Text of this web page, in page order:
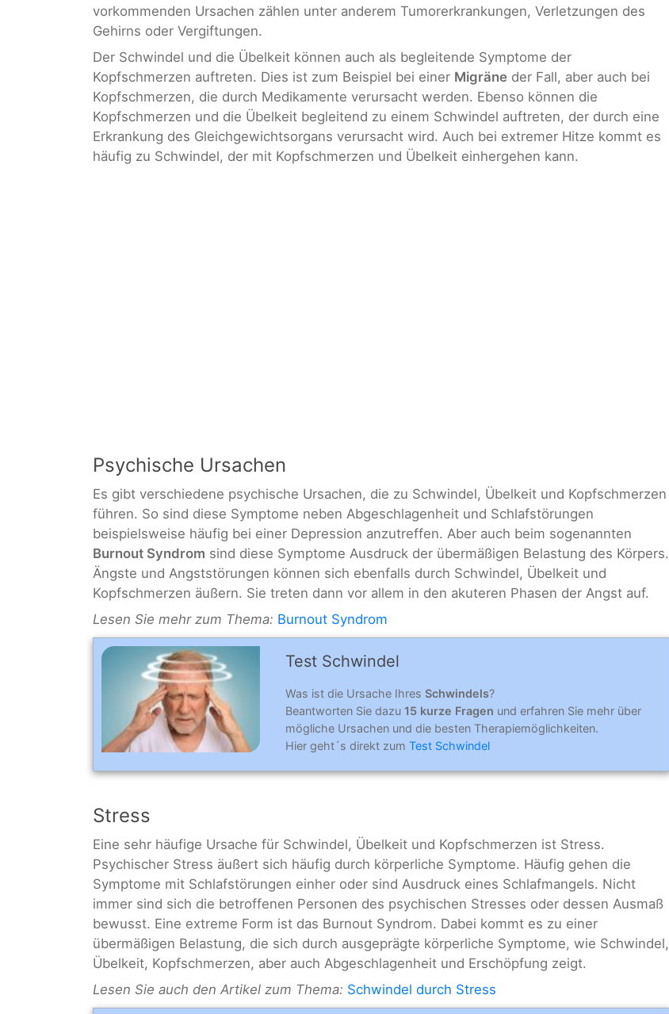
vorkommenden Ursachen zählen unter anderem Tumorerkrankungen, Verletzungen des
Gehirns oder Vergiftungen.
Der Schwindel und die Übelkeit können auch als begleitende Symptome der
Kopfschmerzen auftreten. Dies ist zum Beispiel bei einer Migräne der Fall, aber auch bei
Kopfschmerzen, die durch Medikamente verursacht werden. Ebenso können die
Kopfschmerzen und die Übelkeit begleitend zu einem Schwindel auftreten, der durch eine
Erkrankung des Gleichgewichtsorgans verursacht wird. Auch bei extremer Hitze kommt es
häufig zu Schwindel, der mit Kopfschmerzen und Übelkeit einhergehen kann.
Psychische Ursachen
Es gibt verschiedene psychische Ursachen, die zu Schwindel, Übelkeit und Kopfschmerzen
führen. So sind diese Symptome neben Abgeschlagenheit und Schlafstörungen
beispielsweise häufig bei einer Depression anzutreffen. Aber auch beim sogenannten
Burnout Syndrom sind diese Symptome Ausdruck der übermäßigen Belastung des Körpers.
Ängste und Angststörungen können sich ebenfalls durch Schwindel, Übelkeit und
Kopfschmerzen äußern. Sie treten dann vor allem in den akuteren Phasen der Angst auf.
Lesen Sie mehr zum Thema: Burnout Syndrom
Test Schwindel
Was ist die Ursache Ihres Schwindels?
Beantworten Sie dazu 15 kurze Fragen und erfahren Sie mehr über
mögliche Ursachen und die besten Therapiemöglichkeiten.
Hier geht´s direkt zum Test Schwindel
Stress
Eine sehr häufige Ursache für Schwindel, Übelkeit und Kopfschmerzen ist Stress.
Psychischer Stress äußert sich häufig durch körperliche Symptome. Häufig gehen die
Symptome mit Schlafstörungen einher oder sind Ausdruck eines Schlafmangels. Nicht
immer sind sich die betroffenen Personen des psychischen Stresses oder dessen Ausmaß
bewusst. Eine extreme Form ist das Burnout Syndrom. Dabei kommt es zu einer
übermäßigen Belastung, die sich durch ausgeprägte körperliche Symptome, wie Schwindel,
Übelkeit, Kopfschmerzen, aber auch Abgeschlagenheit und Erschöpfung zeigt.
Lesen Sie auch den Artikel zum Thema: Schwindel durch Stress